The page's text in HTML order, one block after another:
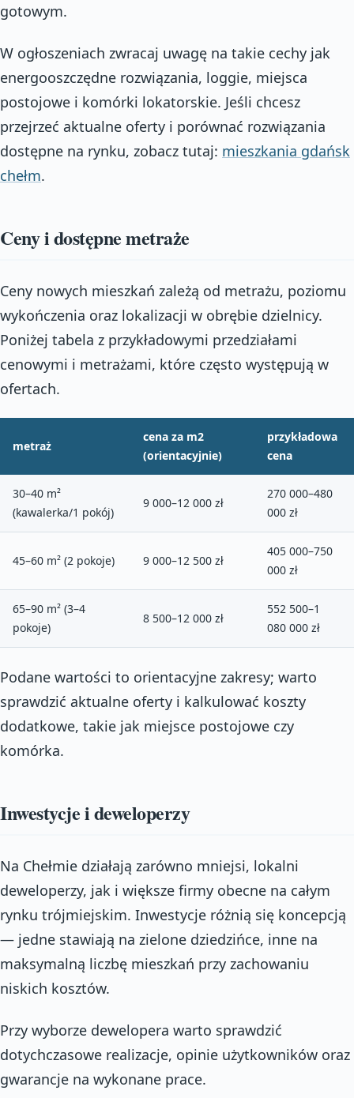
gotowym.
W ogłoszeniach zwracaj uwagę na takie cechy jak
energooszczędne rozwiązania, loggie, miejsca
postojowe i komórki lokatorskie. Jeśli chcesz
przejrzeć aktualne oferty i porównać rozwiązania
dostępne na rynku, zobacz tutaj: mieszkania gdańsk
chełm.
Ceny i dostępne metraże
Ceny nowych mieszkań zależą od metrażu, poziomu
wykończenia oraz lokalizacji w obrębie dzielnicy.
Poniżej tabela z przykładowymi przedziałami
cenowymi i metrażami, które często występują w
ofertach.
metraż
cena za m2
(orientacyjnie)
przykładowa
cena
30–40 m²
(kawalerka/1 pokój)
9 000–12 000 zł
270 000–480
000 zł
45–60 m² (2 pokoje) 9 000–12 500 zł
405 000–750
000 zł
65–90 m² (3–4
pokoje)
8 500–12 000 zł
552 500–1
080 000 zł
Podane wartości to orientacyjne zakresy; warto
sprawdzić aktualne oferty i kalkulować koszty
dodatkowe, takie jak miejsce postojowe czy
komórka.
Inwestycje i deweloperzy
Na Chełmie działają zarówno mniejsi, lokalni
deweloperzy, jak i większe firmy obecne na całym
rynku trójmiejskim. Inwestycje różnią się koncepcją
— jedne stawiają na zielone dziedzińce, inne na
maksymalną liczbę mieszkań przy zachowaniu
niskich kosztów.
Przy wyborze dewelopera warto sprawdzić
dotychczasowe realizacje, opinie użytkowników oraz
gwarancje na wykonane prace.